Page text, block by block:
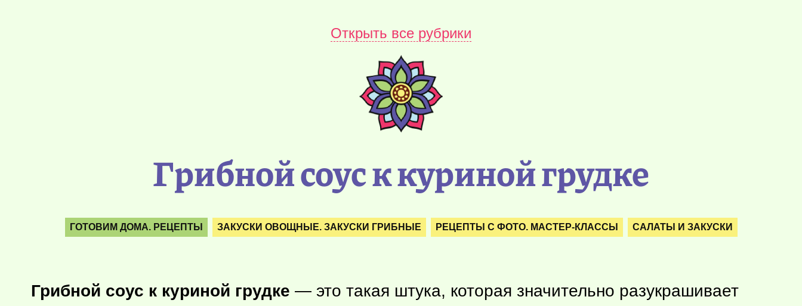
Открыть все рубрики
Грибной соус к куриной грудке
ГОТОВИМ ДОМА. РЕЦЕПТЫ ЗАКУСКИ ОВОЩНЫЕ. ЗАКУСКИ ГРИБНЫЕ РЕЦЕПТЫ С ФОТО. МАСТЕР-КЛАССЫ САЛАТЫ И ЗАКУСКИ
Грибной соус к куриной грудке — это такая штука, которая значительно разукрашивает